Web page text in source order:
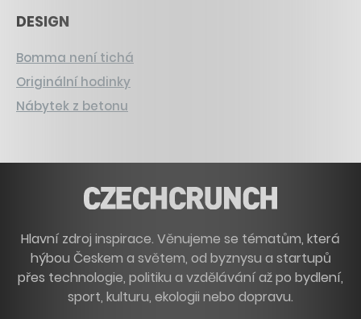
DESIGN
Bomma není tichá
Originální hodinky
Nábytek z betonu
Hlavní zdroj inspirace. Věnujeme se tématům, která
hýbou Českem a světem, od byznysu a startupů
přes technologie, politiku a vzdělávání až po bydlení,
sport, kulturu, ekologii nebo dopravu.